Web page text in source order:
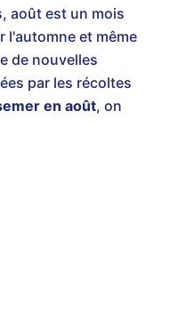
août est un mois
l'automne et même
de nouvelles
par les récoltes
en août, on